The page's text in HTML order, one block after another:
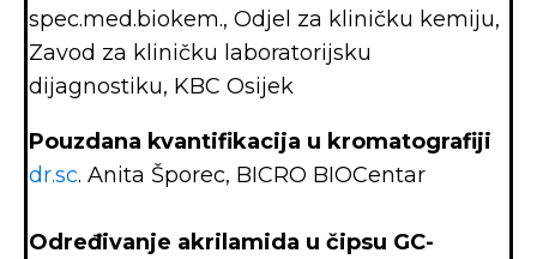
spec.med.biokem., Odjel za kliničku kemiju,
Zavod za kliničku laboratorijsku
dijagnostiku, KBC Osijek
Pouzdana kvantifikacija u kromatografiji
dr.sc. Anita Šporec, BICRO BIOCentar
Određivanje akrilamida u čipsu GC-